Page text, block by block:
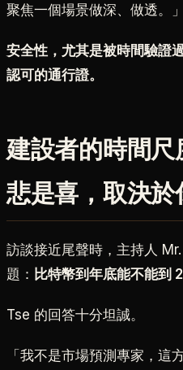
聚焦一個場景做深、做透。」
安全性，尤其是被時間驗證
認可的通行證。
建設者的時間尺
悲是喜，取決
訪談接近尾聲時，主持人
題： 比特幣到年底能不能到
Tse 的回答十分坦誠。
「我不是市場預測專家，這